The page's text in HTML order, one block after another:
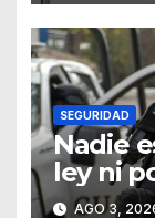
SEGURIDAD
Nadie
ley ni
afirmó
AGO 3,